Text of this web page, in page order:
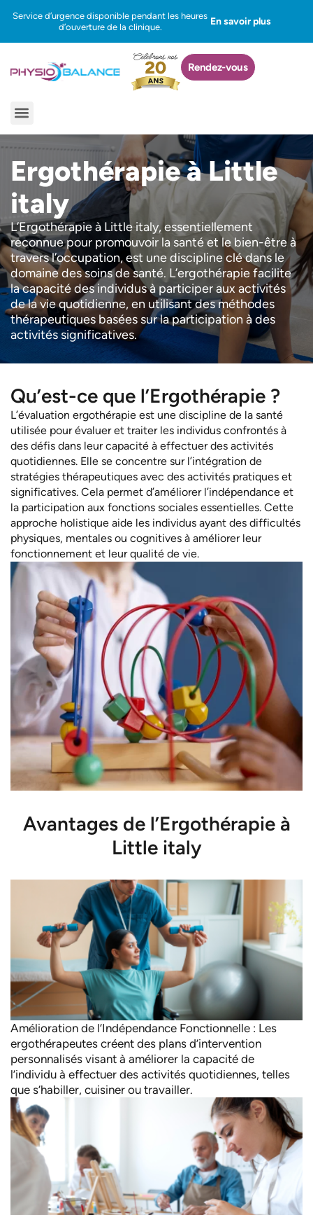
contenu
Service d’urgence disponible pendant les heures
d’ouverture de la clinique.
En savoir plus
Rendez-vous
Menu
Ergothérapie à Little
italy
L’Ergothérapie à Little italy, essentiellement
reconnue pour promouvoir la santé et le bien-être à
travers l’occupation, est une discipline clé dans le
domaine des soins de santé. L’ergothérapie facilite
la capacité des individus à participer aux activités
de la vie quotidienne, en utilisant des méthodes
thérapeutiques basées sur la participation à des
activités significatives.
Qu’est-ce que l’Ergothérapie ?
L’évaluation ergothérapie est une discipline de la santé
utilisée pour évaluer et traiter les individus confrontés à
des défis dans leur capacité à effectuer des activités
quotidiennes. Elle se concentre sur l’intégration de
stratégies thérapeutiques avec des activités pratiques et
significatives. Cela permet d’améliorer l’indépendance et
la participation aux fonctions sociales essentielles. Cette
approche holistique aide les individus ayant des difficultés
physiques, mentales ou cognitives à améliorer leur
fonctionnement et leur qualité de vie.
Avantages de l’Ergothérapie à
Little italy
Amélioration de l’Indépendance Fonctionnelle : Les
ergothérapeutes créent des plans d’intervention
personnalisés visant à améliorer la capacité de
l’individu à effectuer des activités quotidiennes, telles
que s’habiller, cuisiner ou travailler.